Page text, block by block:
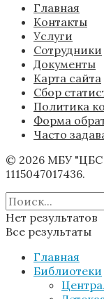
Главная
Контакты
Услуги
Сотрудники
Документы
Карта сайта
Сбор
Политика
Форма
Часто
© 2026 МБУ "ЦБС
1115047017436.
Нет результатов
Все результаты
Главная
Библиотеки